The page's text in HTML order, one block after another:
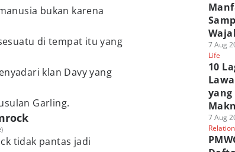
bukan karena
di tempat itu yang
klan Davy yang
Garling.
tidak pantas jadi
7 Aug
Life
10
yang
7 Aug